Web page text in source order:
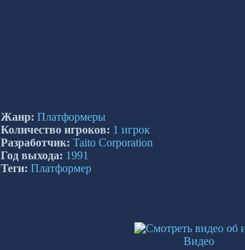
Жанр: Платформеры
Количество игроков: 1 игрок
Разработчик: Taito Corporation
Год выхода: 1991
Теги: Платформер
Видео